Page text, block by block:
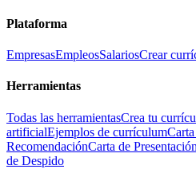
Plataforma
EmpresasEmpleosSalariosCrear
Herramientas
Todas las herramientasCrea tu
artificialEjemplos de currículum
RecomendaciónCarta de Presentación
de Despido